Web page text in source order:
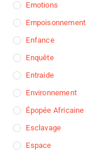
Emotions
Empoisonnement
Enfance
Enquête
Entraide
Environnement
Épopée Africaine
Esclavage
Espace